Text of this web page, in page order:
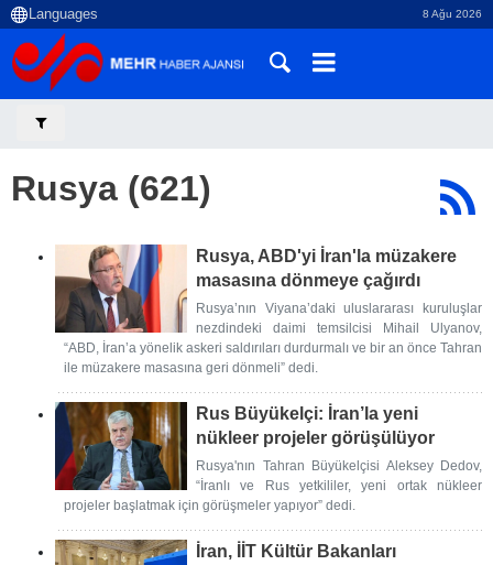
8 Ağu 2026
Rusya (621)
Rusya, ABD'yi İran'la müzakere
masasına dönmeye çağırdı
Rusya’nın Viyana’daki uluslararası kuruluşlar
nezdindeki daimi temsilcisi Mihail Ulyanov,
“ABD, İran’a yönelik askeri saldırıları durdurmalı ve bir an önce Tahran
ile müzakere masasına geri dönmeli” dedi.
Rus Büyükelçi: İran’la yeni
nükleer projeler görüşülüyor
Rusya'nın Tahran Büyükelçisi Aleksey Dedov,
“İranlı ve Rus yetkililer, yeni ortak nükleer
projeler başlatmak için görüşmeler yapıyor” dedi.
İran, İİT Kültür Bakanları